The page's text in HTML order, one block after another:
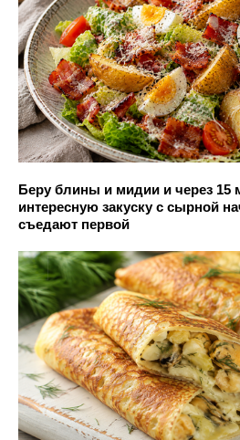
Беру блины и мидии и через 15
интересную закуску с сырной
съедают первой